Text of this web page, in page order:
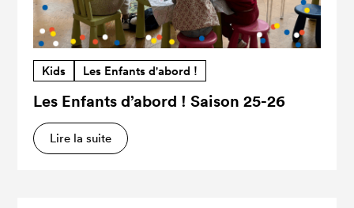
Kids Les Enfants d'abord !
Les Enfants d’abord ! Saison 25-26
Lire la suite